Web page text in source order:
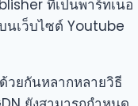
ที่เป็นพาร์ทเนอ
นเว็บไซต์ Youtube
วยกันหลากหลายวิธี